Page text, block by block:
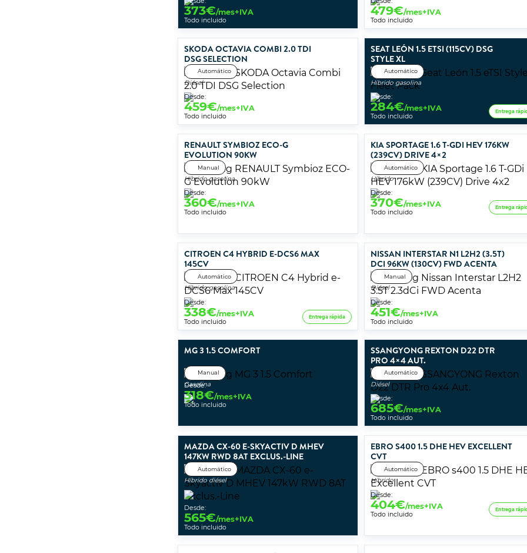
373€/mes+IVA
Todo incluido
479€/mes+IVA
Todo incluido
SKODA OCTAVIA COMBI 2.0 TDI
DSG SELECTION
Automático
Diésel
Desde:
459€/mes+IVA
Todo incluido
SEAT LEÓN 1.5 ETSI (115CV) DSG
STYLE XL
Automático
Híbrido gasolina
Desde:
284€/mes+IVA
Todo incluido
Entrega
RENAULT SYMBIOZ ECO-G
EVOLUTION 90KW
Manual
Híbrido gasolina
Desde:
360€/mes+IVA
Todo incluido
KIA SPORTAGE 1.6 T-GDI HEV 176KW
(239CV) DRIVE 4×2
Automático
Híbrido
Desde:
370€/mes+IVA
Todo incluido
Entrega
CITROEN C4 HYBRID E-DCS6 MAX
145CV
Automático
Híbrido gasolina
Desde:
338€/mes+IVA
Todo incluido
Entrega rápida
NISSAN INTERSTAR N1 L2H2 (3.5T)
DCI 96KW (130CV) FWD ACENTA
Manual
Diésel
Desde:
451€/mes+IVA
Todo incluido
MG 3 1.5 COMFORT
Manual
Gasolina
Desde:
318€/mes+IVA
Todo incluido
SSANGYONG REXTON D22 DTR
PRO 4×4 AUT.
Automático
Diésel
Desde:
685€/mes+IVA
Todo incluido
MAZDA CX-60 E-SKYACTIV D MHEV
147KW RWD 8AT EXCLUS.-LINE
Automático
Híbrido diésel
Desde:
565€/mes+IVA
Todo incluido
EBRO S400 1.5 DHE HEV EXCELLENT
CVT
Automático
Híbrido
Desde:
404€/mes+IVA
Todo incluido
Entrega